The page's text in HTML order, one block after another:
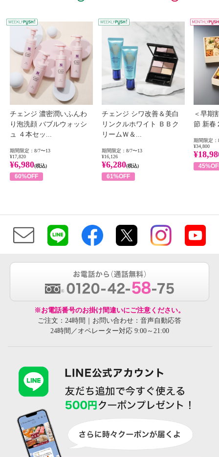
WEEKLY PUSH
チェンジ 濃密潤いふんわ
り泡洗顔 バブルウォッシ
ュ ４本セッ...
期間限定：8/7〜13
¥17,820
¥6,980(税込)
60%OFF
チェンジ シワ改善＆美白
リンクルホワイト ＢＢク
リームＷ＆...
期間限定：8/7〜13
¥16,126
¥6,280(税込)
61%OFF
＜早期
節 新春
期間限定：
¥34,800
※お電話番号のお掛け間違いにご注意ください。
ご注文：24時間｜お問い合わせ：音声自動応答
24時間／オペレーター対応 9:00～21:00